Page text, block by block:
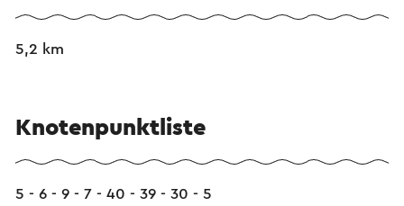
5,2 km
Knotenpunktliste
5 - 6 - 9 - 7 - 40 - 39 - 30 - 5